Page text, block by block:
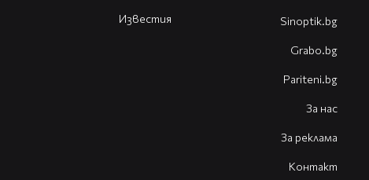
Известия Sinoptik.bg
Grabo.bg
Pariteni.bg
За нас
За реклама
Контакт